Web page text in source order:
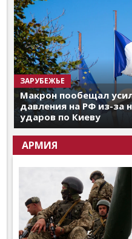
ЗАРУБЕЖЬЕ
Макрон пообещал
давления на РФ из-за
ударов по Киеву
АРМИЯ